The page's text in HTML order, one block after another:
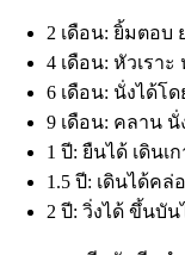
2 เดือน: ยิ้มตอบ
4 เดือน: หัวเรา
6 เดือน: นั่งได้โ
9 เดือน: คลาน นั่
1 ปี: ยืนได้ เดินเ
1.5 ปี: เดินได้คล่
2 ปี: วิ่งได้ ขึ้นบั